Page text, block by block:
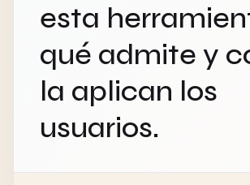
esta
qué admite y
la aplican los
usuarios.